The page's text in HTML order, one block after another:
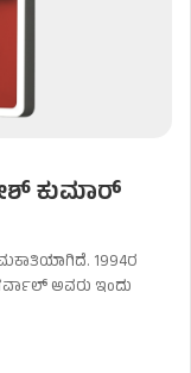
ಕುಮಾರ್
1994ರ
ಅವರು ಇಂದು